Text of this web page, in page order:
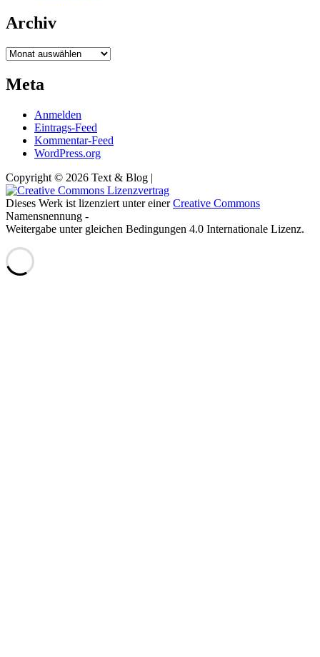
Archiv
Archiv
Meta
Anmelden
Eintrags-Feed
Kommentar-Feed
WordPress.org
Copyright © 2026 Text & Blog |
Dieses Werk ist lizenziert unter einerCreative Commons
Namensnennung -
Weitergabe unter gleichen Bedingungen 4.0 Internationale Lizenz.